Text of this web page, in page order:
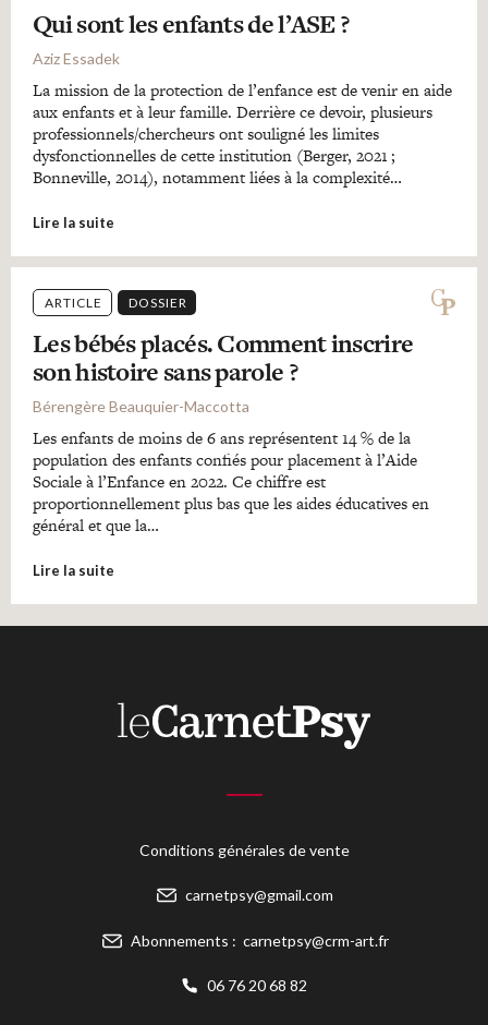
Qui sont les enfants de l’ASE ?
Aziz Essadek
La mission de la protection de l’enfance est de venir en aide
aux enfants et à leur famille. Derrière ce devoir, plusieurs
professionnels/chercheurs ont souligné les limites
dysfonctionnelles de cette institution (Berger, 2021 ;
Bonneville, 2014), notamment liées à la complexité…
Lire la suite
ARTICLE DOSSIER
Les bébés placés. Comment inscrire
son histoire sans parole ?
Bérengère Beauquier-Maccotta
Les enfants de moins de 6 ans représentent 14 % de la
population des enfants confiés pour placement à l’Aide
Sociale à l’Enfance en 2022. Ce chiffre est
proportionnellement plus bas que les aides éducatives en
général et que la…
Lire la suite
Conditions générales de vente
carnetpsy@gmail.com
Abonnements : carnetpsy@crm-art.fr
06 76 20 68 82